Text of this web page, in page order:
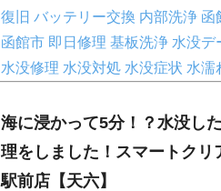
復旧 バッテリー交換 内部洗浄 函
函館市 即日修理 基板洗浄 水没デ
水没修理 水没対処 水没症状 水濡
海に浸かって5分！？水没し
理をしました！スマートクリ
駅前店【天六】